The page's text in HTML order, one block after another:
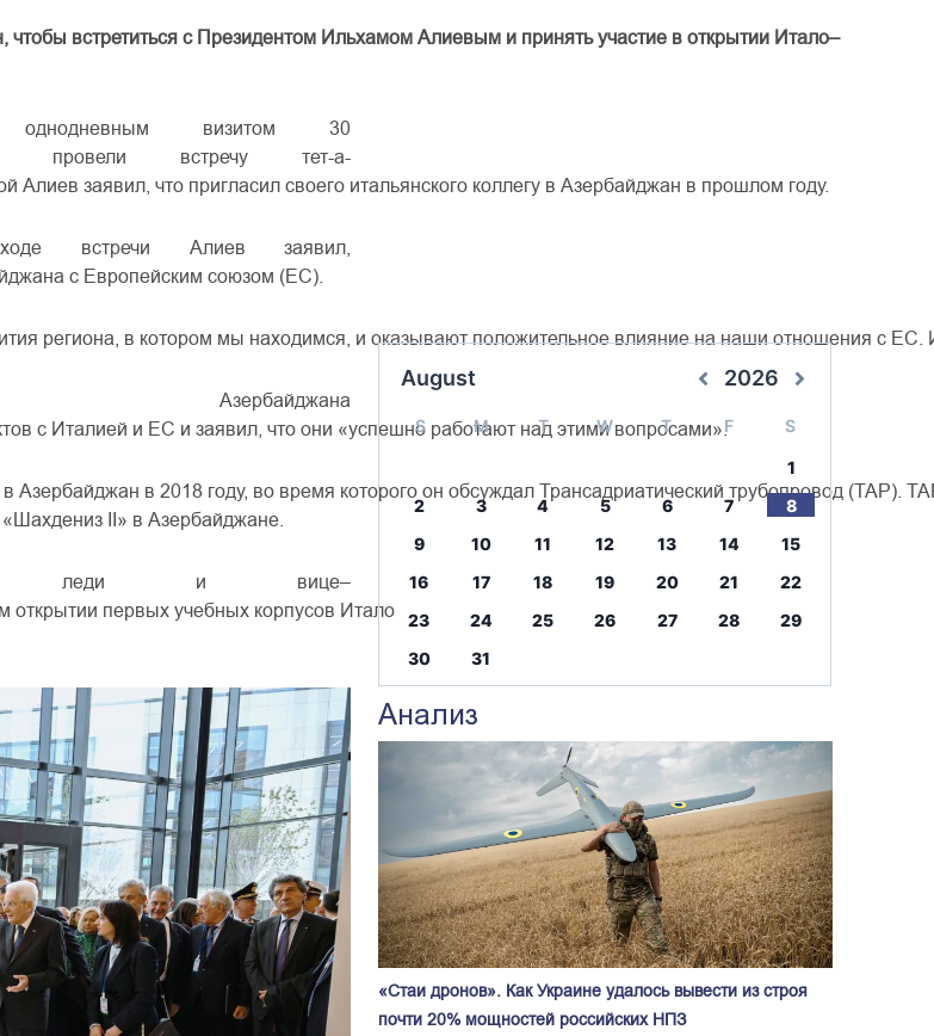
,чтобы встретитьсяс Президентом ИльхамомАлиевым и принятьучастие воткрытии Итало–
однодневным визитом 30
провели встречу тет-а-
Алиев заявил, что пригласилсвоего итальянского коллегу в Азербайджан в прошлом году.
ходе встречи Алиев заявил,
с Европейским союзом (ЕС).
региона, в котором мы находимся, и оказываютположительноевлияниенанашиотношения с ЕС.
с Италией и ЕС и заявил, чтоони «успешно работают надэтими вопросами».
в Азербайджан в 2018 году, во время которогоон обсуждалТрансадриатический трубопровод (TAP).
«Шахдениз II» в Азербайджане.
леди и вице–
открытии первыхучебных корпусов Итало
August 2026
S M T W T F S
1
2
3 4 5 6 7
8
9
10 11 12 13 14
15
16
17 18 19 20 21
22
23
24 25 26 27 28
29
30
31
Анализ
«Стаи дронов». Как Украине удалось вывести из строя
почти 20% мощностей российских НПЗ